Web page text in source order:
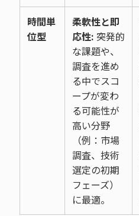
時間単
位型
柔軟性と即
応性: 突発的
な課題や、
調査を進め
る中でスコ
ープが変わ
る可能性が
高い分野
（例：市場
調査、技術
選定の初期
フェーズ）
に最適。